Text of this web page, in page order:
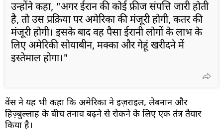
उन्होंने कहा, "अगर ईरान की कोई फ्रीज संपत्ति जारी होती
है, तो उस प्रक्रिया पर अमेरिका की मंजूरी होगी, कतर की
मंजूरी होगी। इसके बाद वह पैसा ईरानी लोगों के लाभ के
लिए अमेरिकी सोयाबीन, मक्का और गेहूं खरीदने में
इस्तेमाल होगा।"
वेंस ने यह भी कहा कि अमेरिका ने इज़राइल, लेबनान और
हिज़्बुल्लाह के बीच तनाव बढ़ने से रोकने के लिए एक तंत्र तैयार
किया है।